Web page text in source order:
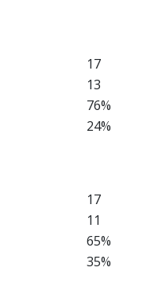
17
13
76%
24%
17
11
65%
35%